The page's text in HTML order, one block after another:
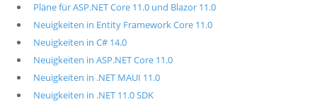
Pläne für ASP.NET Core 11.0 und Blazor 11.0
Neuigkeiten in Entity Framework Core 11.0
Neuigkeiten in C# 14.0
Neuigkeiten in ASP.NET Core 11.0
Neuigkeiten in .NET MAUI 11.0
Neuigkeiten in .NET 11.0 SDK